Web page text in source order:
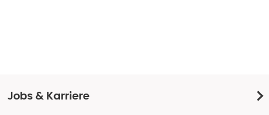
Jobs & Karriere